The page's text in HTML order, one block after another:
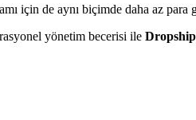
için de aynı biçimde daha az para
yönetim becerisi ile